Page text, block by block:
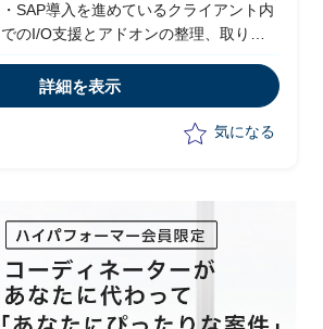
・SAP導入を進めているクライアント内
でのI/O支援とアドオンの整理、取りま
・会計領域のモジュールが対象、
Informaticaベースのデータハブが存在
し、周辺システムは他PKGやホスト、ス
・帳票関連のExcel整備、ユーザーマニ
ュアル作成支援
詳細を表示
気になる